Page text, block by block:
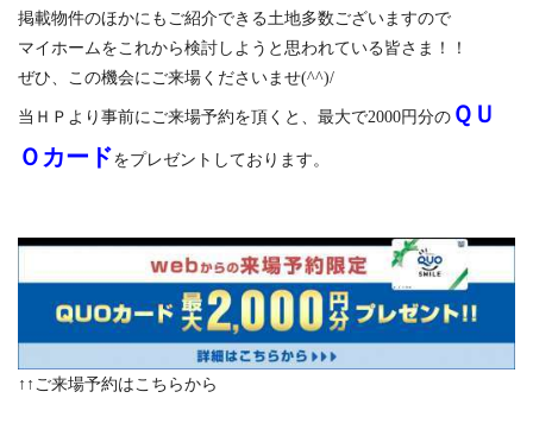
掲載物件のほかにもご紹介できる土地多数ございますので
マイホームをこれから検討しようと思われている皆さま！！
ぜひ、この機会にご来場くださいませ(^^)/
当ＨＰより事前にご来場予約を頂くと、最大で2000円分の ＱＵ
Ｏカードをプレゼントしております。
↑↑ご来場予約はこちらから